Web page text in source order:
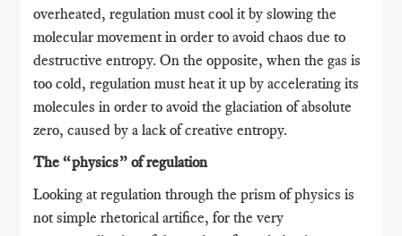
overheated, regulation must cool it by slowing the
molecular movement in order to avoid chaos due to
destructive entropy. On the opposite, when the gas is
too cold, regulation must heat it up by accelerating its
molecules in order to avoid the glaciation of absolute
zero, caused by a lack of creative entropy.
The “physics” of regulation
Looking at regulation through the prism of physics is
not simple rhetorical artifice, for the very